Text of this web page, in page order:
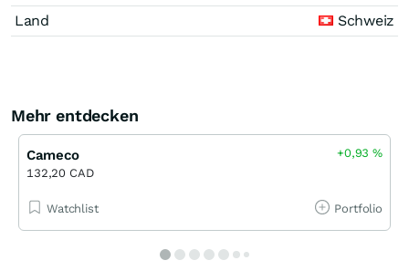
Land
Schweiz
Mehr entdecken
Cameco
132,20 CAD
+0,93%
Watchlist Portfolio